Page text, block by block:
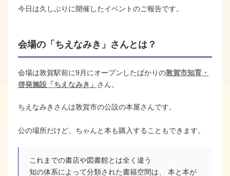
今日は久しぶりに開催したイベントのご報告です。
会場の「ちえなみき」さんとは？
会場は敦賀駅前に9月にオープンしたばかりの敦賀市知育・
啓発施設「ちえなみき」 さん。
ちえなみきさんは敦賀市の公設の本屋さんです。
公の場所だけど、ちゃんと本も購入することもできます。
これまでの書店や図書館とは全く違う
知の体系によって分類された書籍空間は、 本と本が